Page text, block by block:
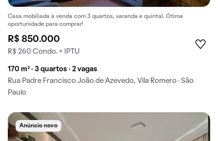
Casa mobiliada à venda com 3 quartos, varanda e quintal. Ótima
oportunidade para comprar!
R$ 850.000
R$ 260 Condo. + IPTU
170 m² · 3 quartos · 2 vagas
Rua Padre Francisco João de Azevedo, Vila Romero · São
Paulo
Anúncio novo